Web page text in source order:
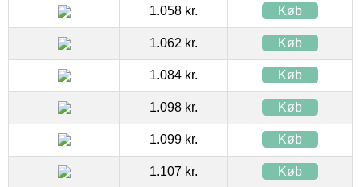
1.058 kr. Køb
1.062 kr. Køb
1.084 kr. Køb
1.098 kr. Køb
1.099 kr. Køb
1.107 kr. Køb